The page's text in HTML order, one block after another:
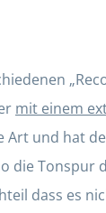
mit einem
und hat
die Tonspur
dass es